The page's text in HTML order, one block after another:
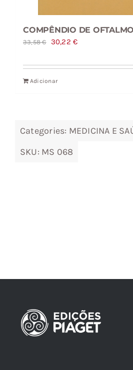
COMPÊNDIO DE
33,58€
O
original
era:
30,22€O
atual
Adicionar
Categories: MEDICINA E
SKU: MS 068